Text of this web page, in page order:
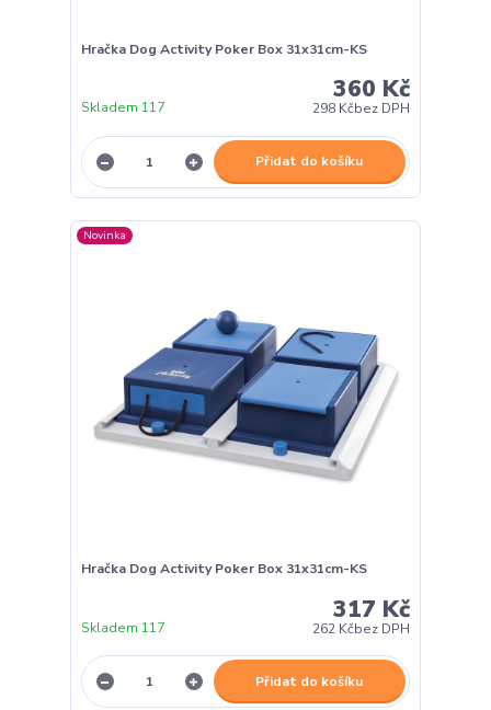
Hračka Dog Activity Poker Box 31x31cm-KS
360 Kč
298 Kčbez DPH
Skladem 117
Přidat do košíku
Novinka
Hračka Dog Activity Poker Box 31x31cm-KS
317 Kč
262 Kčbez DPH
Skladem 117
Přidat do košíku